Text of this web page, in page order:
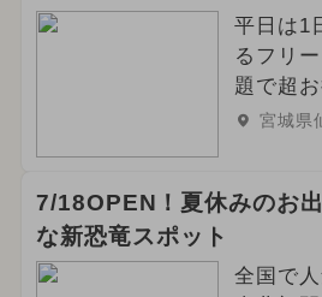
平日は1
るフリ
題で超お
宮城県
7/18OPEN！夏休みのお
な新恐竜スポット
全国で